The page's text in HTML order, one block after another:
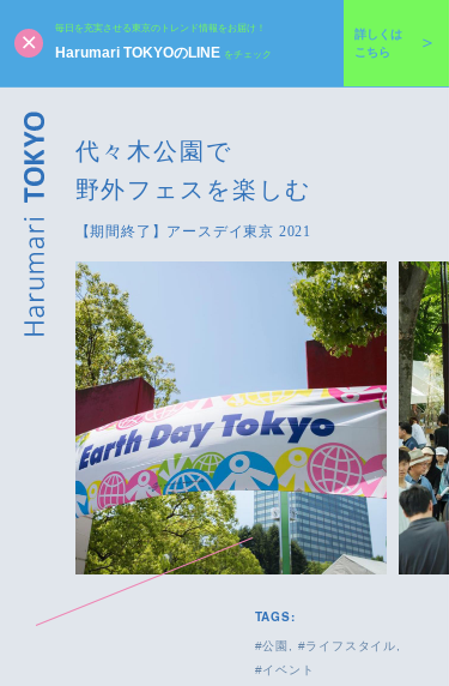
毎日を充実させる東京のトレンド情報をお届け！
Harumari TOKYOのLINE をチェック
詳しくは
こちら
代々木公園で
野外フェスを楽しむ
【期間終了】アースデイ東京 2021
TAGS:
公園
ライフスタイル
イベント